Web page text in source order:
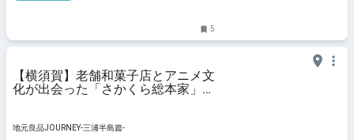
5
【横須賀】老舗和菓子店とアニメ文
化が出会った「さかくら総本家」の
地元良品JOURNEY-三浦半島篇-